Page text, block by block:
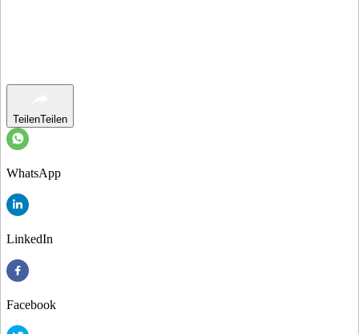
TeilenTeilen
WhatsApp
LinkedIn
Facebook